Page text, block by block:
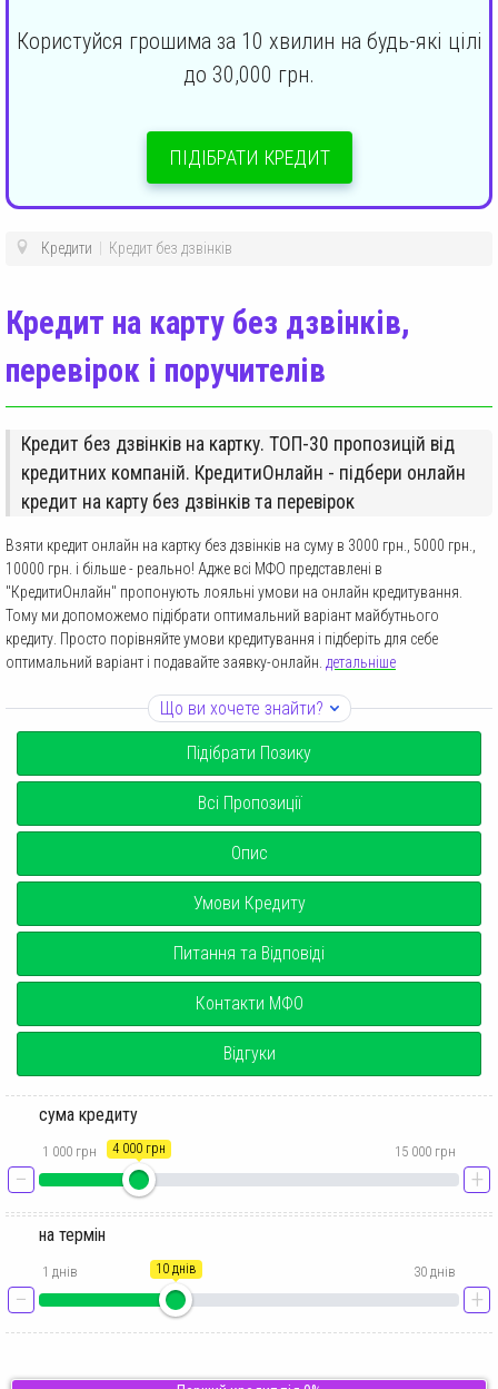
Користуйся грошима за 10 хвилин на будь-які цілі
до 30,000 грн.
ПІДІБРАТИ КРЕДИТ
Кредити Кредит без дзвінків
Кредит на карту без дзвінків,
перевірок і поручителів
Кредит без дзвінків на картку. ТОП-30 пропозицій від
кредитних компаній. КредитиОнлайн - підбери онлайн
кредит на карту без дзвінків та перевірок
Взяти кредит онлайн на картку без дзвінків на суму в 3000 грн., 5000 грн.,
10000 грн. і більше - реально! Адже всі МФО представлені в
"КредитиОнлайн" пропонують лояльні умови на онлайн кредитування.
Тому ми допоможемо підібрати оптимальний варіант майбутнього
кредиту. Просто порівняйте умови кредитування і підберіть для себе
оптимальний варіант і подавайте заявку-онлайн. детальніше
Що ви хочете знайти?
Підібрати Позику
Всі Пропозиції
Опис
Умови Кредиту
Питання та Відповіді
Контакти МФО
Відгуки
сума кредиту
−
1 000 грн 15 000 грн
4 000 грн
+
на термін
−
1 днів 30 днів
10 днів
+